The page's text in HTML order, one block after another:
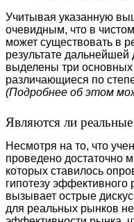
Учитывая указанную
очевидным, что в
может существовать в
результате
выделены три
различающиеся по
(Подробнее об этом
Являются ли
Несмотря на то, что
проведено достаточно
которых ставилось
гипотезу эффективного
вызывает острые
для реальных рынков